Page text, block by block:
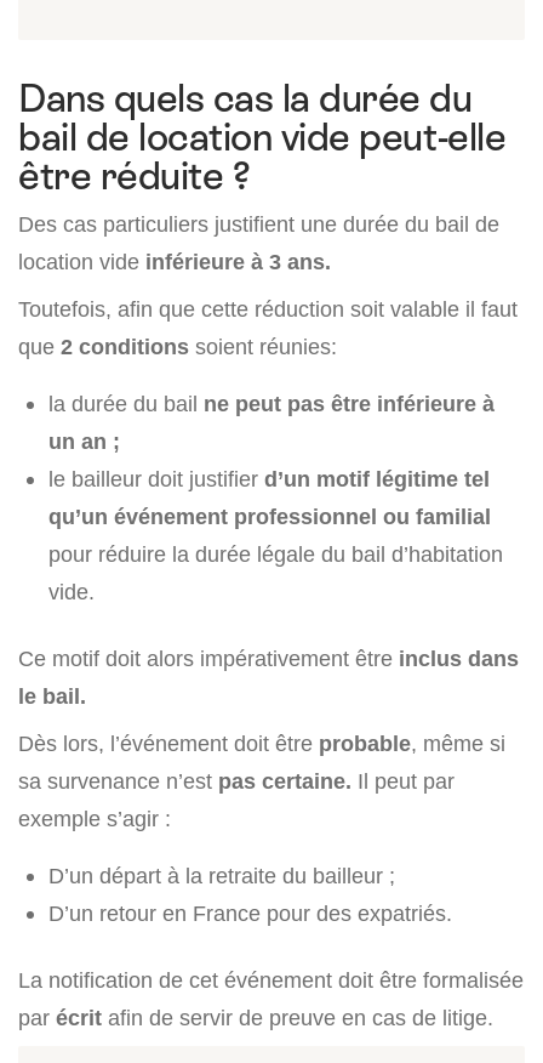
Dans quels cas la durée du
bail de location vide peut-elle
être réduite ?
Des cas particuliers justifient une durée du bail de
location vide inférieure à 3 ans.
Toutefois, afin que cette réduction soit valable il faut
que 2 conditions soient réunies:
la durée du bail ne peut pas être inférieure à
un an ;
le bailleur doit justifier d’un motif légitime tel
qu’un événement professionnel ou familial
pour réduire la durée légale du bail d’habitation
vide.
Ce motif doit alors impérativement être inclus dans
le bail.
Dès lors, l’événement doit être probable, même si
sa survenance n’est pas certaine. Il peut par
exemple s’agir :
D’un départ à la retraite du bailleur ;
D’un retour en France pour des expatriés.
La notification de cet événement doit être formalisée
par écrit afin de servir de preuve en cas de litige.